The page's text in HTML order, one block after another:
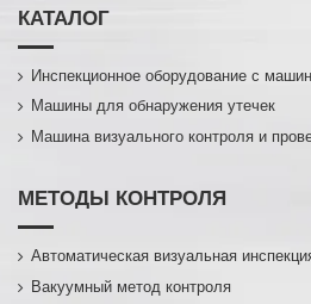
КАТАЛОГ
Инспекционное оборудование с
Машины для обнаружения утечек
Машина визуального контроля и
МЕТОДЫ КОНТРОЛЯ
Автоматическая визуальная
Вакуумный метод контроля